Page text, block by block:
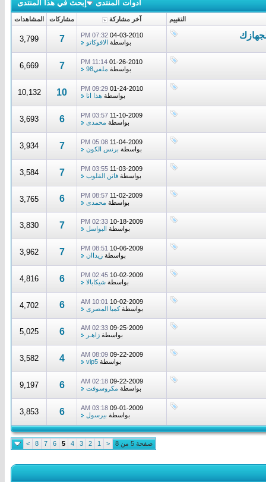
أدوات المنتدى إبحث في هذا المنتدى
التقييم آخر مشاركة مشاركات المشاهدات
04-03-2010
07:32 PM
بواسطة الافوكاتو 7
3,799
01-26-2010
11:14 PM
بواسطة ملفي98 7
6,669
01-24-2010
09:29 PM
بواسطة هذا انا 10
10,132
11-10-2009
03:57 PM
بواسطة محمدى 6
3,693
11-04-2009
05:08 PM
بواسطة برنس الكون 7
3,934
11-03-2009
03:55 PM
بواسطة فاتن القلوب 7
3,584
11-02-2009
08:57 PM
بواسطة محمدى 6
3,765
10-18-2009
02:33 PM
بواسطة البواسل 7
3,830
10-06-2009
08:51 PM
بواسطة زيداان 7
3,962
10-02-2009
02:45 PM
بواسطة شيكابالا 6
4,816
10-02-2009
10:01 AM
بواسطةكمبا المصرى 6
4,702
09-25-2009
02:33 AM
بواسطة زاهـر 6
5,025
09-22-2009
08:09 AM
بواسطة vip5
4
3,582
09-22-2009
02:18 AM
بواسطة مكروسوفت 6
9,197
09-01-2009
03:18 AM
بواسطة بيرسول 6
3,853
صفحة 5 من 8 <
1
2
3
4
5
6
7
8
>